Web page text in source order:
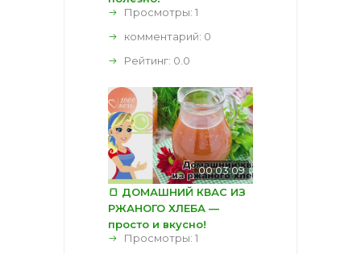
Просмотры: 1
комментарий: 0
Рейтинг: 0.0
00:03:09
🍞 ДОМАШНИЙ КВАС ИЗ
РЖАНОГО ХЛЕБА —
просто и вкусно!
Просмотры: 1